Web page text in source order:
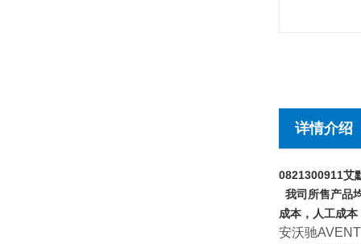
详情介绍
0821300911艾
我司所售产品
成本，人工成
安沃驰